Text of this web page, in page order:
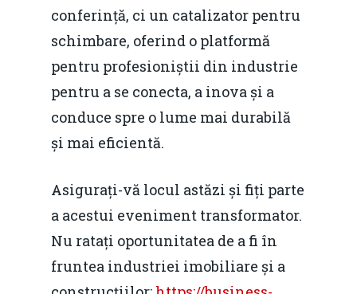
conferință, ci un catalizator pentru
schimbare, oferind o platformă
pentru profesioniștii din industrie
pentru a se conecta, a inova și a
conduce spre o lume mai durabilă
și mai eficientă.
Asigurați-vă locul astăzi și fiți parte
a acestui eveniment transformator.
Nu ratați oportunitatea de a fi în
fruntea industriei imobiliare și a